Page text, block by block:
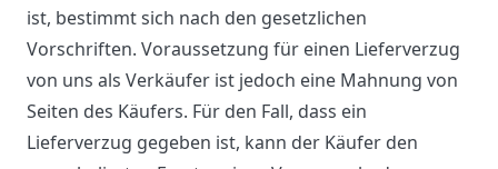
ist, bestimmt sich nach den gesetzlichen
Vorschriften. Voraussetzung für einen Lieferverzug
von uns als Verkäufer ist jedoch eine Mahnung von
Seiten des Käufers. Für den Fall, dass ein
Lieferverzug gegeben ist, kann der Käufer den